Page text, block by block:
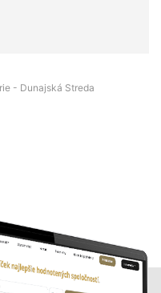
- Dunajská Streda